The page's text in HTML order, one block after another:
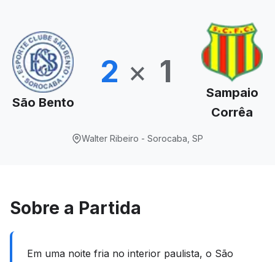
São Bento
2 × 1
Sampaio
Corrêa
Walter Ribeiro - Sorocaba, SP
Sobre a Partida
Em uma noite fria no interior paulista, o São